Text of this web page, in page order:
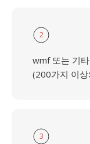
2
wmf 또는 기
(200가지 이
3